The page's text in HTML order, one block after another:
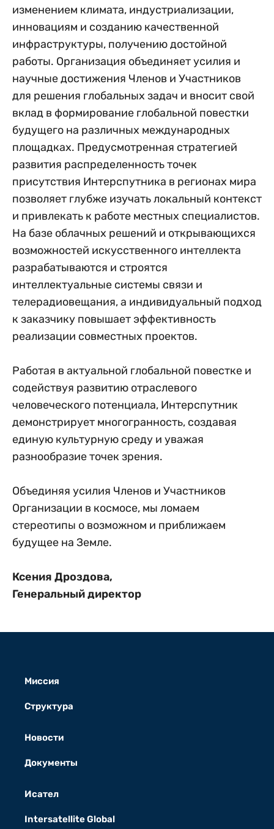
изменением климата, индустриализации,
инновациям и созданию качественной
инфраструктуры, получению достойной
работы. Организация объединяет усилия и
научные достижения Членов и Участников
для решения глобальных задач и вносит свой
вклад в формирование глобальной повестки
будущего на различных международных
площадках. Предусмотренная стратегией
развития распределенность точек
присутствия Интерспутника в регионах мира
позволяет глубже изучать локальный контекст
и привлекать к работе местных специалистов.
На базе облачных решений и открывающихся
возможностей искусственного интеллекта
разрабатываются и строятся
интеллектуальные системы связи и
телерадиовещания, а индивидуальный подход
к заказчику повышает эффективность
реализации совместных проектов.
Работая в актуальной глобальной повестке и
содействуя развитию отраслевого
человеческого потенциала, Интерспутник
демонстрирует многогранность, создавая
единую культурную среду и уважая
разнообразие точек зрения.
Объединяя усилия Членов и Участников
Организации в космосе, мы ломаем
стереотипы о возможном и приближаем
будущее на Земле.
Ксения Дроздова,
Генеральный директор
Миссия
Структура
Новости
Документы
Исател
Intersatellite Global